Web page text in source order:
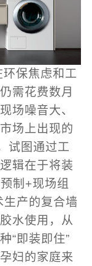
保焦虑和工
需花费数月
场噪音大、
场上出现的
试图通过工
辑在于将装
制+现场组
生产的复合墙
水使用，从
“即装即住”
妇的家庭来